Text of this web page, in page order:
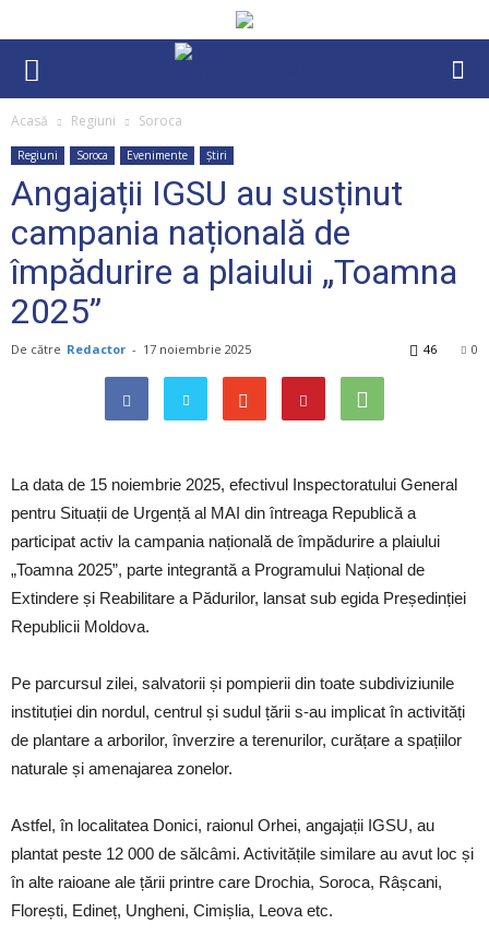
Acasă Regiuni Soroca
Regiuni Soroca Evenimente Știri
Angajații IGSU au susținut
campania națională de
împădurire a plaiului „Toamna
2025”
De către Redactor - 17 noiembrie 2025 0
46
La data de 15 noiembrie 2025, efectivul Inspectoratului General
pentru Situații de Urgență al MAI din întreaga Republică a
participat activ la campania națională de împădurire a plaiului
„Toamna 2025”, parte integrantă a Programului Național de
Extindere și Reabilitare a Pădurilor, lansat sub egida Președinției
Republicii Moldova.
Pe parcursul zilei, salvatorii și pompierii din toate subdiviziunile
instituției din nordul, centrul și sudul țării s-au implicat în activități
de plantare a arborilor, înverzire a terenurilor, curățare a spațiilor
naturale și amenajarea zonelor.
Astfel, în localitatea Donici, raionul Orhei, angajații IGSU, au
plantat peste 12 000 de sălcâmi. Activitățile similare au avut loc și
în alte raioane ale țării printre care Drochia, Soroca, Râșcani,
Florești, Edineț, Ungheni, Cimișlia, Leova etc.